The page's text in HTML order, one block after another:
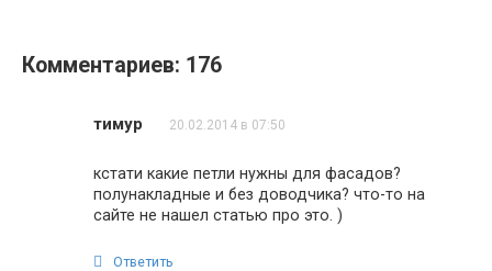
Комментариев: 176
тимур 20.02.2014 в 07:50
кстати какие петли нужны для фасадов?
полунакладные и без доводчика? что-то на
сайте не нашел статью про это. )
Ответить